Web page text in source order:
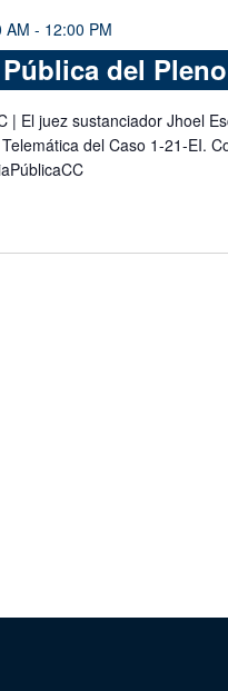
AM - 12:00 PM
del
| El juez sustanciador Jhoel
del Caso 1-21-EI.